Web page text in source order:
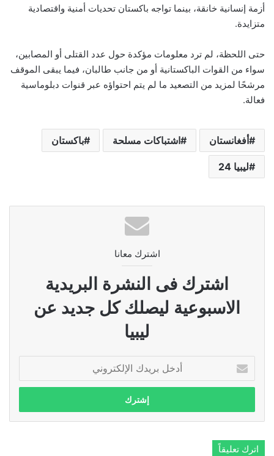
أزمة إنسانية خانقة، بينما تواجه باكستان تحديات أمنية واقتصادية
متزايدة.
حتى اللحظة، لم ترد معلومات مؤكدة حول عدد القتلى أو المصابين،
سواء من القوات الباكستانية أو من جانب طالبان، فيما يبقى الموقف
مرشحًا لمزيد من التصعيد ما لم يتم احتواؤه عبر قنوات دبلوماسية
فعالة.
أفغانستان اشتباكات مسلحة باكستان
ليبيا 24
اشترك معانا
اشترك فى النشرة البريدية
الاسبوعية ليصلك كل جديد عن
ليبيا
بريدك
الإلكتروني
اترك تعليقاً